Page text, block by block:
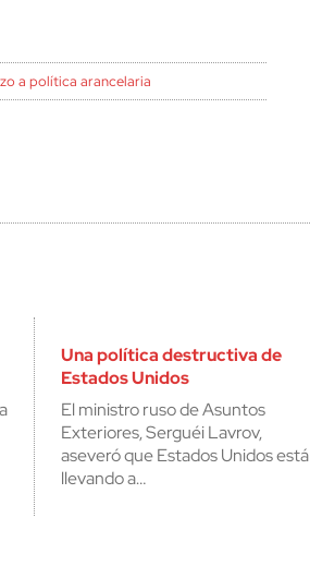
a política arancelaria
Una política destructiva de
Estados Unidos
El ministro ruso de Asuntos
Exteriores, Serguéi Lavrov,
aseveró que Estados Unidos está
llevando a…